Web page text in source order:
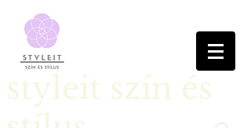
styleit szín és